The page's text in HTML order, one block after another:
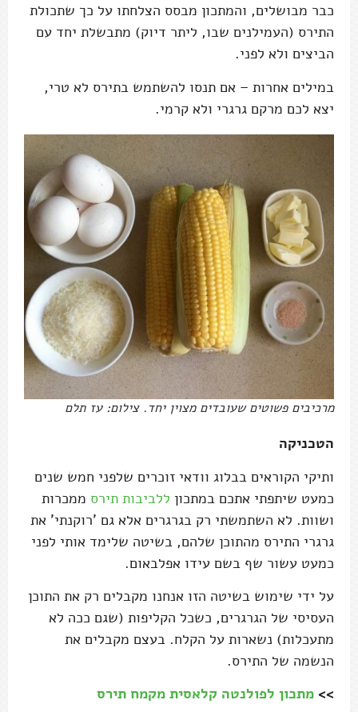
כבר מבושלים, והמתכון מבסס הצלחתו על כך שתכולת
התירס (העמילנים שבו, ליתר דיוק) מתבשלת יחד עם
הביצים ולא לפני.
במילים אחרות – אם תנסו להשתמש בתירס לא טרי,
יצא לכם מרקם גרגרי ולא קרמי.
מרכיבים פשוטים שעובדים מצוין יחד. צילום: עז תלם
הטכניקה
ותיקי הקוראים בבלוג וודאי זוכרים שלפני חמש שנים
כמעט שיתפתי אתכם במתכון ללביבות תירס ממכרות
ושוות. לא השתמשתי רק בגרגרים אלא גם 'רוקנתי' את
גרגרי התירס מהתוכן שלהם, בשיטה שלימד אותי לפני
כמעט עשור שף בשם עידו אפלבאום.
על ידי שימוש בשיטה הזו אנחנו מקבלים רק את התוכן
העסיסי של הגרגרים, כשכל הקליפות (שגם ככה לא
מתעכלות) נשארות על הקלח. בעצם מקבלים את
הנשמה של התירס.
>> מתכון לפולנטה קלאסית מקמח תירס